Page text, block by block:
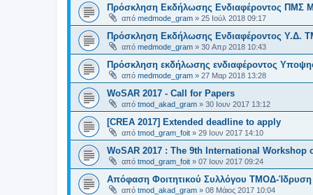
Πρόσκληση Εκδήλωσης Ενδιαφέροντος ΠΜΣ
από medmode_gram » 25 Ιούλ 2018 09:17
Πρόσκληση Εκδήλωσης Ενδιαφέροντος Υ.Δ.
από medmode_gram » 30 Απρ 2018 10:43
Πρόσκληση εκδήλωσης ενδιαφέρoντος
από medmode_gram » 27 Μαρ 2018 13:28
WoSAR 2017 - Call for Papers
από tmod_akad_gram » 30 Ιουν 2017 13:12
[CREA 2017] Extended deadline to apply
από tmod_gram_foit » 29 Ιουν 2017 14:10
WoSAR 2017 : The 9th International Workshop
από tmod_gram_foit » 07 Ιουν 2017 09:24
Απόφαση Φοιτητικού Συλλόγου ΤΜΟΔ-Ίδρυση
από tmod_akad_gram » 08 Μάιος 2017 10:04